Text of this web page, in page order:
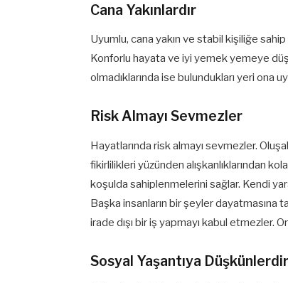
Cana Yakınlardır
Uyumlu, cana yakın ve stabil kişiliğe sahip
Konforlu hayata ve iyi yemek yemeye
olmadıklarında ise bulundukları yeri ona
Risk Almayı Sevmezler
Hayatlarında risk almayı sevmezler.
fikirlilikleri yüzünden alışkanlıklarından
koşulda sahiplenmelerini sağlar. Kendi
Başka insanların bir şeyler
irade dışı bir iş yapmayı kabul etmezler.
Sosyal Yaşantıya Düşkünlerdir